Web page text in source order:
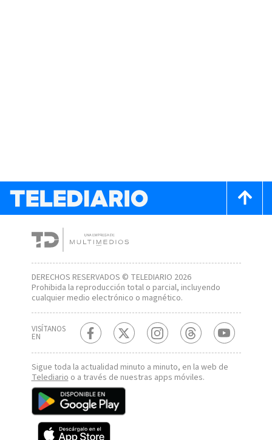
DERECHOS RESERVADOS © TELEDIARIO 2026
Prohibida la reproducción total o parcial, incluyendo
cualquier medio electrónico o magnético.
VISÍTANOS
EN
Sigue toda la actualidad minuto a minuto, en la web de
Telediarioo a través de nuestras apps móviles.